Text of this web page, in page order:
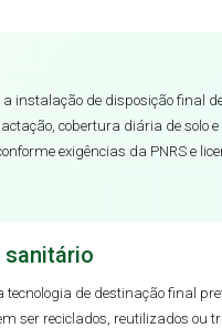
a instalação de disposição final
cobertura diária de solo e
exigências da PNRS e
sanitário
tecnologia de destinação final
ser reciclados, reutilizados ou